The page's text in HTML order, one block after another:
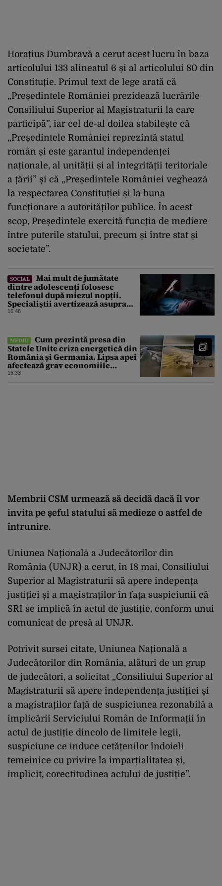
Horațius Dumbravă a cerut acest lucru în baza
articolului 133 alineatul 6 și al articolului 80 din
Constituție. Primul text de lege arată că
„Președintele României prezidează lucrările
Consiliului Superior al Magistraturii la care
participă”, iar cel de-al doilea stabilește că
„Președintele României reprezintă statul
român și este garantul independenței
naționale, al unității și al integrității teritoriale
a țării” și că „Președintele României veghează
la respectarea Constituției și la buna
funcționare a autorităților publice. În acest
scop, Președintele exercită funcția de mediere
între puterile statului, precum și între stat și
societate”.
SOCIAL
Mai mult de jumătate
dintre adolescenți folosesc
telefonul după miezul nopții.
Specialiștii avertizează asupra
efectelor
16:46
MEDIU
Cum prezintă presa din
Statele Unite criza energetică din
România și Germania. Lipsa apei
afectează grav economiile
Europei
16:33
Membrii CSM urmează să decidă dacă îl vor
invita pe șeful statului să medieze o astfel de
întrunire.
Uniunea Națională a Judecătorilor din
România (UNJR) a cerut, în 18 mai, Consiliului
Superior al Magistraturii să apere indepența
justiției și a magistraților în fața suspiciunii că
SRI se implică în actul de justiție, conform unui
comunicat de presă al UNJR.
Potrivit sursei citate, Uniunea Națională a
Judecătorilor din România, alături de un grup
de judecători, a solicitat „Consiliului Superior al
Magistraturii să apere independența justiției și
a magistraților față de suspiciunea rezonabilă a
implicării Serviciului Român de Informații în
actul de justiție dincolo de limitele legii,
suspiciune ce induce cetățenilor îndoieli
temeinice cu privire la imparțialitatea și,
implicit, corectitudinea actului de justiție”.